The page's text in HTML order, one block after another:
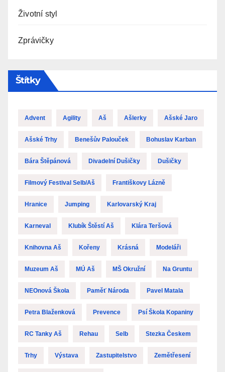
Životní styl
Zprávičky
Štítky
Advent Agility Aš Ašlerky Ašské Jaro
Ašské Trhy Benešův Palouček Bohuslav Karban
Bára Štěpánová Divadelní Dušičky Dušičky
Filmový Festival Selb/Aš Františkovy Lázně
Hranice Jumping Karlovarský Kraj
Karneval Klubík Štěstí Aš Klára Teršová
Knihovna Aš Kořeny Krásná Modeláři
Muzeum Aš MÚ Aš MŠ Okružní Na Gruntu
NEOnová Škola Paměť Národa Pavel Matala
Petra Blaženková Prevence Psí Škola Kopaniny
RC Tanky Aš Rehau Selb Stezka Českem
Trhy Výstava Zastupitelstvo Zemětřesení